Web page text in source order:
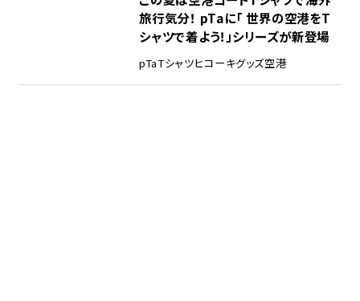
旅行気分！ pTaに「 世界の空港をT
シャツで着よう！」シリーズが新登場
pTaTシャツヒコーキグッズ空港